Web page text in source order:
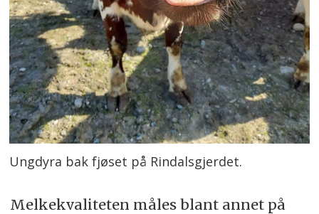
Ungdyra bak fjøset på Rindalsgjerdet.
Melkekvaliteten måles blant annet på